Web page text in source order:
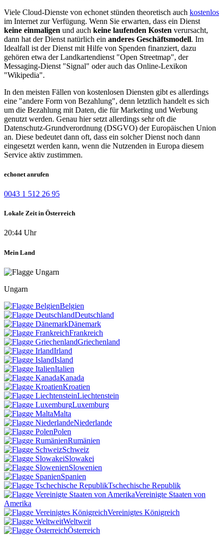
Viele Cloud-Dienste von echonet stünden theoretisch auch kostenlos
im Internet zur Verfügung. Wenn Sie erwarten, dass ein Dienst
keine einmaligen und auch keine laufenden Kosten verursacht,
dann hat der Dienst natürlich ein anderes Geschäftsmodell. Im
Idealfall ist der Dienst mit Hilfe von Spenden finanziert, dazu
gehören etwa der Landkartendienst "Open Streetmap", der
Messaging-Dienst "Signal" oder auch das Online-Lexikon
"Wikipedia".
In den meisten Fällen von kostenlosen Diensten gibt es allerdings
eine "andere Form von Bezahlung", denn letztlich handelt es sich
um die Bezahlung mit Daten, die für Marketing und Werbung
genutzt werden. Genau hier setzt allerdings sehr oft die
Datenschutz-Grundverordnung (DSGVO) der Europäischen Union
an. Diese bedeutet dann oft, dass ein solcher Dienst noch dann
eingesetzt werden kann, wenn die Nutzenden in Europa diesem
Service aktiv zustimmen.
echonet anrufen
0043 1 512 26 95
Lokale Zeit in Österreich
20:44 Uhr
Mein Land
Ungarn
Belgien
Deutschland
Dänemark
Frankreich
Griechenland
Irland
Island
Italien
Kanada
Kroatien
Liechtenstein
Luxemburg
Malta
Niederlande
Polen
Rumänien
Schweiz
Slowakei
Slowenien
Spanien
Tschechische Republik
Vereinigte Staaten von
Amerika
Vereinigtes Königreich
Weltweit
Österreich